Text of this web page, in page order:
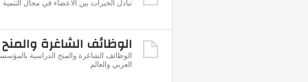
تبادل الخبرات بين الأعضاء في مجال
الوظائف الشاغرة
الوظائف الشاغرة والمنح الدراسية
العربي والعالم